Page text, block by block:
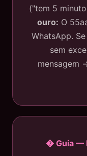
("tem 5
ouro: O
WhatsApp.
sem
mensagem
� Guia —